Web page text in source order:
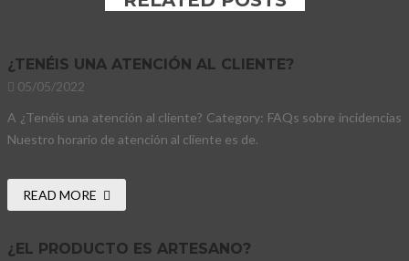
¿TENÉIS UNA ATENCIÓN AL CLIENTE?
05/05/2022
A ¿Tenéis una atención al cliente? Category: FAQs sobre incidencias
Nuestro horario de atención al cliente es de.
READ MORE
¿EL PRODUCTO ES ARTESANO?